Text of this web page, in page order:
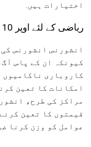
اختیارات ہیں.
ریاضی کے لئے اوپر 10 نوکریاں
انشورنس انشورنس
کیونکہ ان کے پاس
کاروباری
امکانات کا تعین
مراکز کی طرح،
قیمتوں کا تعین
عوامل کو وزن کرنا